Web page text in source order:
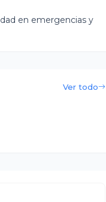
en emergencias y
Ver todo